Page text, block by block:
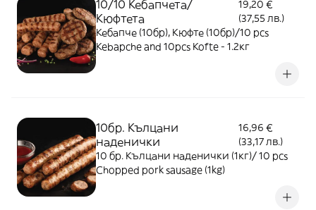
10/10 Кебапчета/
Кюфтета
19,20 €
(37,55 лв.)
Кебапче (10бр), Кюфте (10бр)/10 pcs
Kebapche and 10pcs Kofte - 1.2кг
10бр. Кълцани
наденички
16,96 €
(33,17 лв.)
10 бр. Кълцани наденички (1кг)/ 10 pcs
Chopped pork sausage (1kg)